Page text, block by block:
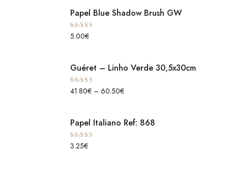
Papel Blue Shadow Brush GW
Avaliação
5.00 de 5
5.00€
Guéret – Linho Verde 30,5x30cm
Avaliação
5.00de 5
41.80€ – 60.50€
Papel Italiano Ref: 868
Avaliação
5.00de 5
3.25€